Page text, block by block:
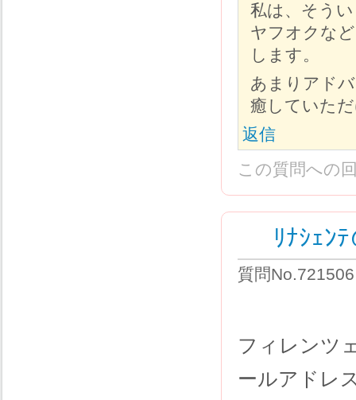
私は、そう
ヤフオクな
します。
あまりアド
癒していた
返信
この質問への
ﾘﾅｼｪﾝ
質問
フィレンツ
ールアドレ